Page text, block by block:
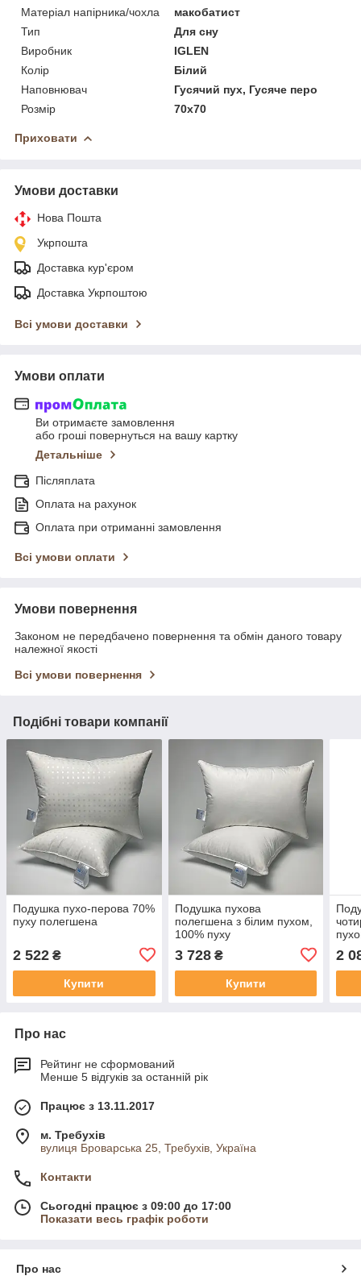
Матеріал напірника/чохла
макобатист
Тип
Для сну
Виробник
IGLEN
Колір
Білий
Наповнювач
Гусячий пух, Гусяче перо
Розмір
70x70
Приховати
Умови доставки
Нова Пошта
Укрпошта
Доставка кур'єром
Доставка Укрпоштою
Всі умови доставки
Умови оплати
Ви отримаєте замовлення
або гроші повернуться на вашу картку
Детальніше
Післяплата
Оплата на рахунок
Оплата при отриманні замовлення
Всі умови оплати
Умови повернення
Законом не передбачено повернення та обмін даного товару
належної якості
Всі умови повернення
Подібні товари компанії
Подушка пухо-перова 70%
пуху полегшена
2 522 ₴
Купити
Подушка пухова
полегшена з білим пухом,
100% пуху
3 728₴
Купити
2
Про нас
Рейтинг не сформований
Менше 5 відгуків за останній рік
Працює з 13.11.2017
м. Требухів
вулиця Броварська 25, Требухів, Україна
Контакти
Сьогодні працює з 09:00 до 17:00
Показати весь графік роботи
Про нас